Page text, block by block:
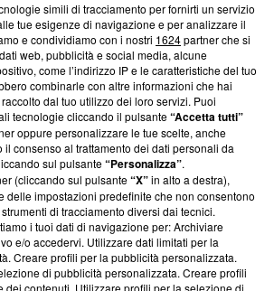
informazioni trasparenti su Blasting
editoriali e su come ci impegniamo a
Inoltre, afferma la nostra aderenza a
with Integrity’Blasting News non è
programma, ma ha richiesto di farne
non ha ancora effettuato una verifica di
simili di tracciamento per fornirti un servizio
tue esigenze di navigazione e per analizzare il
e condividiamo con i nostri 1624partner che si
web, pubblicità e social media, alcune
come l’indirizzo IP e le caratteristiche del tuo
combinarle con altre informazioni che hai
dal tuo utilizzo dei loro servizi. Puoi
tecnologie cliccando il pulsante“Accetta tutti”
oppure personalizzare le tue scelte, anche
consenso al trattamento dei dati personali da
sul pulsante“Personalizza”.
(cliccando sul pulsante“X”in alto a destra),
delle impostazioni predefinite che non consentono
di tracciamento diversi dai tecnici.
i tuoi dati di navigazione per: Archiviare
e/o accedervi. Utilizzare dati limitati per la
Creare profili per la pubblicità personalizzata.
di pubblicità personalizzata. Creare profili
dei contenuti. Utilizzare profili per la selezione di